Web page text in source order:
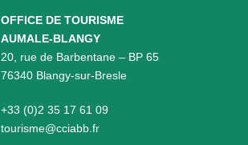
OFFICE DE TOURISME
AUMALE-BLANGY
20, rue de Barbentane – BP 65
76340 Blangy-sur-Bresle
+33 (0)2 35 17 61 09
tourisme@cciabb.fr